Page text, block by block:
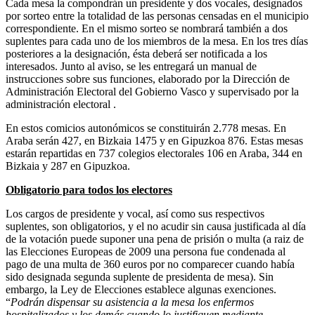
Cada mesa la compondrán un presidente y dos vocales, designados
por sorteo entre la totalidad de las personas censadas en el municipio
correspondiente. En el mismo sorteo se nombrará también a dos
suplentes para cada uno de los miembros de la mesa. En los tres días
posteriores a la designación, ésta deberá ser notificada a los
interesados. Junto al aviso, se les entregará un manual de
instrucciones sobre sus funciones, elaborado por la Dirección de
Administración Electoral del Gobierno Vasco y supervisado por la
administración electoral .
En estos comicios autonómicos se constituirán 2.778 mesas. En
Araba serán 427, en Bizkaia 1475 y en Gipuzkoa 876. Estas mesas
estarán repartidas en 737 colegios electorales 106 en Araba, 344 en
Bizkaia y 287 en Gipuzkoa.
Obligatorio para todos los electores
Los cargos de presidente y vocal, así como sus respectivos
suplentes, son obligatorios, y el no acudir sin causa justificada al día
de la votación puede suponer una pena de prisión o multa (a raiz de
las Elecciones Europeas de 2009 una persona fue condenada al
pago de una multa de 360 euros por no comparecer cuando había
sido designada segunda suplente de presidenta de mesa). Sin
embargo, la Ley de Elecciones establece algunas exenciones.
“Podrán dispensar su asistencia a la mesa los enfermos